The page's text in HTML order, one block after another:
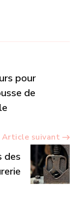
pour
de
Article suivant
des